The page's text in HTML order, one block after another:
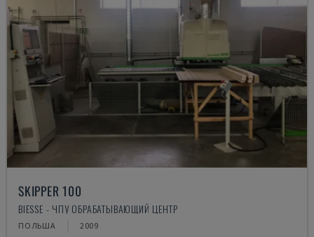
SKIPPER 100
BIESSE - ЧПУ ОБРАБАТЫВАЮЩИЙ ЦЕНТР
ПОЛЬША 2009